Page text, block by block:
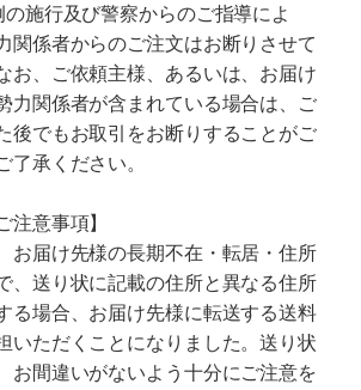
施行及び警察からのご指導によ
関係者からのご注文はお断りさせて
お、ご依頼主様、あるいは、お届け
力関係者が含まれている場合は、ご
後でもお取引をお断りすることがご
了承ください。
注意事項】
お届け先様の長期不在・転居・住所
、送り状に記載の住所と異なる住所
る場合、お届け先様に転送する送料
いただくことになりました。送り状
お間違いがないよう十分にご注意を